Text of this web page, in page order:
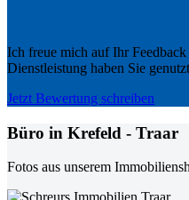
Ich freue mich auf Ihr
Dienstleistung haben Sie
Jetzt Bewertung schreiben
Büro in Krefeld - Traar
Fotos aus unserem